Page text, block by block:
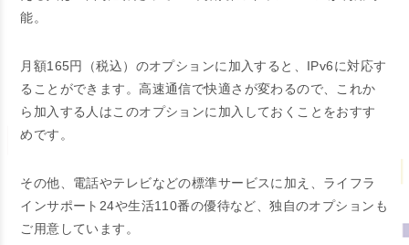
能。
月額165円（税込）のオプションに加入すると、IPv6に対応す
ることができます。高速通信で快適さが変わるので、これか
ら加入する人はこのオプションに加入しておくことをおすす
めです。
その他、電話やテレビなどの標準サービスに加え、ライフラ
インサポート24や生活110番の優待など、独自のオプションも
ご用意しています。